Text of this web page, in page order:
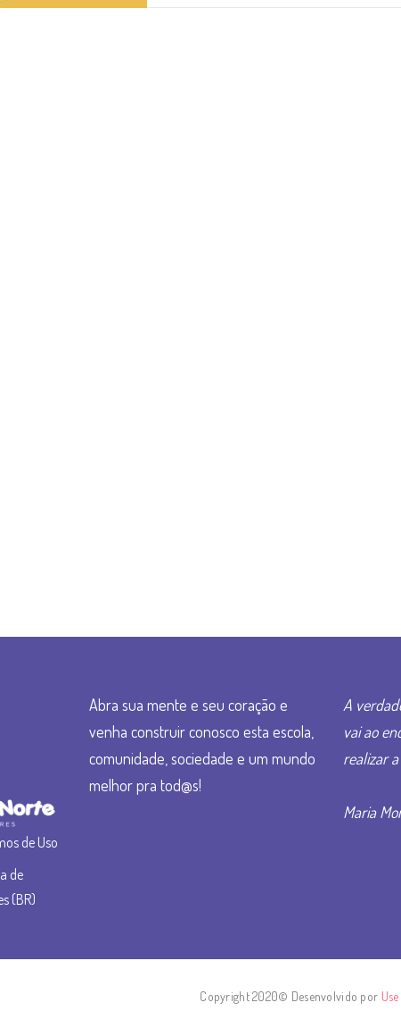
de Uso
de
(BR)
Abra sua mente e seu coração e
venha construir conosco esta escola,
comunidade, sociedade e um mundo
melhor pra tod@s!
A
vai ao
realizar
Maria
Copyright 2020© Desenvolvido por